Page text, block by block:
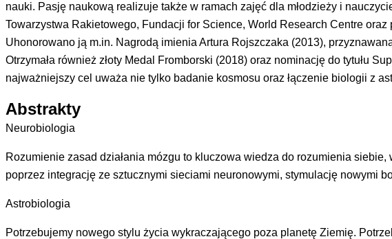
nauki. Pasję naukową realizuje także w ramach zajęć dla młodzieży i
Towarzystwa Rakietowego, Fundacji for Science, World Research Centre oraz
Uhonorowano ją m.in. Nagrodą imienia Artura Rojszczaka (2013),
Otrzymała również złoty Medal Fromborski (2018) oraz nominację do tytułu
najważniejszy cel uważa nie tylko badanie kosmosu oraz łączenie biologii z
Abstrakty
Neurobiologia
Rozumienie zasad działania mózgu to kluczowa wiedza do rozumienia
poprzez integrację ze sztucznymi sieciami neuronowymi, stymulację nowymi
Astrobiologia
Potrzebujemy nowego stylu życia wykraczającego poza planetę Ziemię.